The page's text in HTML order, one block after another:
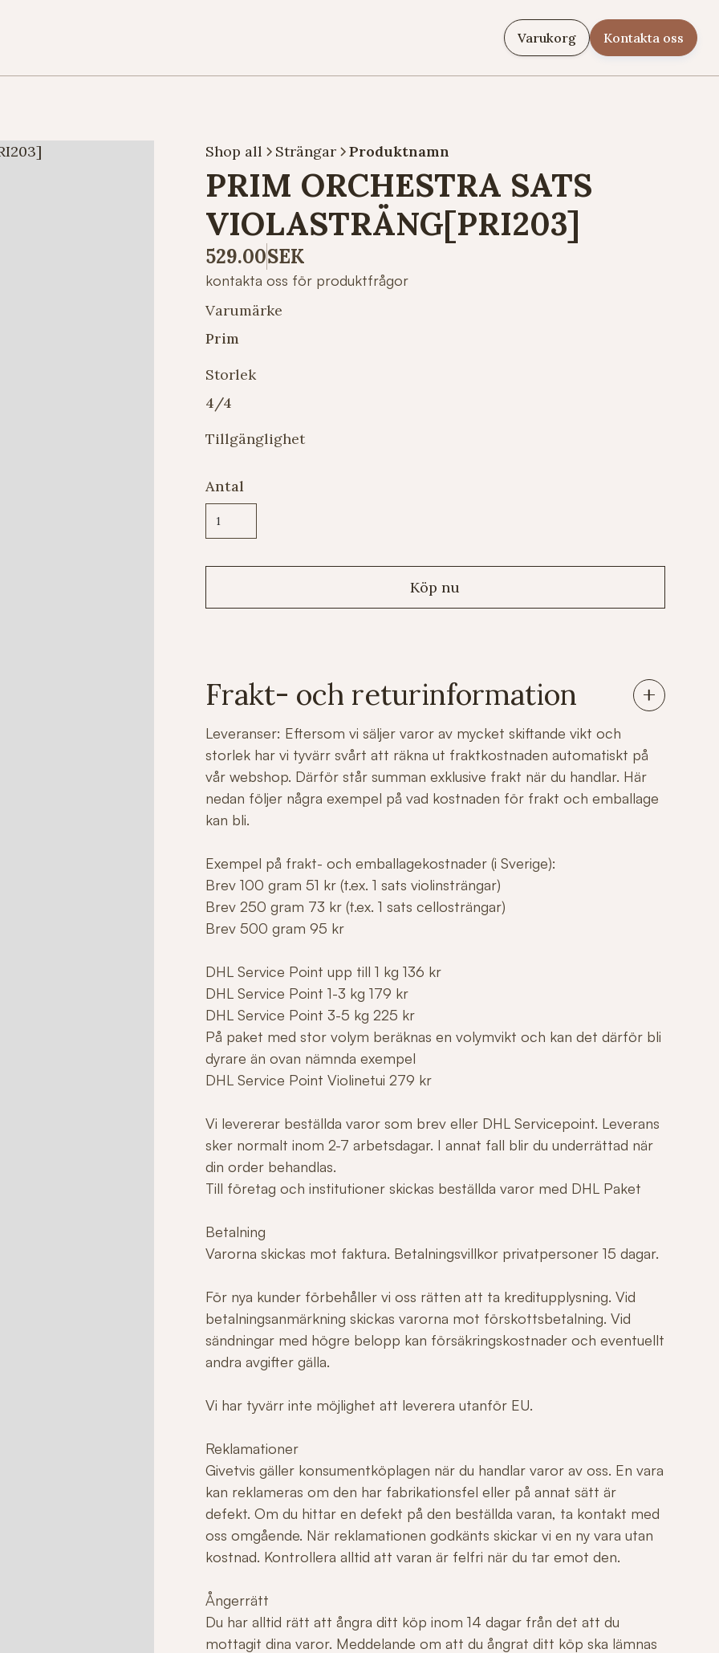
Varukorg Kontakta oss
Shop all Strängar Produktnamn
PRIM ORCHESTRA SATS
VIOLASTRÄNG[PRI203]
529.00SEK
kontakta oss för produktfrågor
Varumärke
Prim
Storlek
4/4
Tillgänglighet
Antal
Frakt- och returinformation
Leveranser: Eftersom vi säljer varor av mycket skiftande vikt och
storlek har vi tyvärr svårt att räkna ut fraktkostnaden automatiskt på
vår webshop. Därför står summan exklusive frakt när du handlar. Här
nedan följer några exempel på vad kostnaden för frakt och emballage
kan bli.
Exempel på frakt- och emballagekostnader (i Sverige):
Brev 100 gram 51 kr (t.ex. 1 sats violinsträngar)
Brev 250 gram 73 kr (t.ex. 1 sats cellosträngar)
Brev 500 gram 95 kr
DHL Service Point upp till 1 kg 136 kr
DHL Service Point 1-3 kg 179 kr
DHL Service Point 3-5 kg 225 kr
På paket med stor volym beräknas en volymvikt och kan det därför bli
dyrare än ovan nämnda exempel
DHL Service Point Violinetui 279 kr
Vi levererar beställda varor som brev eller DHL Servicepoint. Leverans
sker normalt inom 2-7 arbetsdagar. I annat fall blir du underrättad när
din order behandlas.
Till företag och institutioner skickas beställda varor med DHL Paket
Betalning
Varorna skickas mot faktura. Betalningsvillkor privatpersoner 15 dagar.
För nya kunder förbehåller vi oss rätten att ta kreditupplysning. Vid
betalningsanmärkning skickas varorna mot förskottsbetalning. Vid
sändningar med högre belopp kan försäkringskostnader och eventuellt
andra avgifter gälla.
Vi har tyvärr inte möjlighet att leverera utanför EU.
Reklamationer
Givetvis gäller konsumentköplagen när du handlar varor av oss. En vara
kan reklameras om den har fabrikationsfel eller på annat sätt är
defekt. Om du hittar en defekt på den beställda varan, ta kontakt med
oss omgående. När reklamationen godkänts skickar vi en ny vara utan
kostnad. Kontrollera alltid att varan är felfri när du tar emot den.
Ångerrätt
Du har alltid rätt att ångra ditt köp inom 14 dagar från det att du
mottagit dina varor. Meddelande om att du ångrat ditt köp ska lämnas